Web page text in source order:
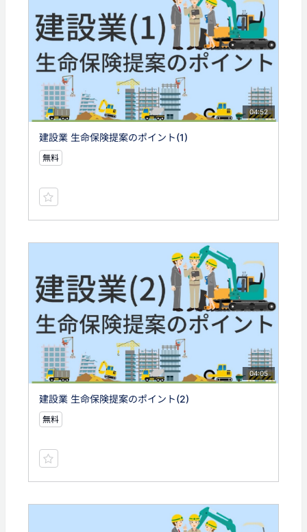
04:52
建設業 生命保険提案のポイント(1)
無料
04:05
建設業 生命保険提案のポイント(2)
無料